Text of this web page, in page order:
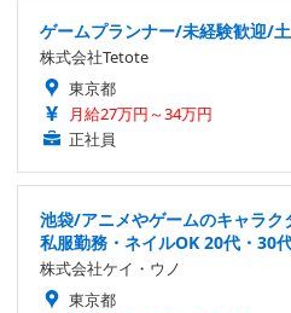
ゲームプランナー/未経験歓迎/
株式会社Tetote
東京都
月給27万円～34万円
正社員
池袋/アニメやゲームのキャラ
私服勤務・ネイルOK 20代・30
株式会社ケイ・ウノ
東京都